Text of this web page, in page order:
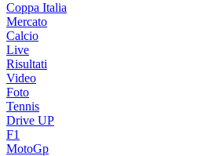
Coppa Italia
Mercato
Calcio
Live
Risultati
Video
Foto
Tennis
Drive UP
F1
MotoGp